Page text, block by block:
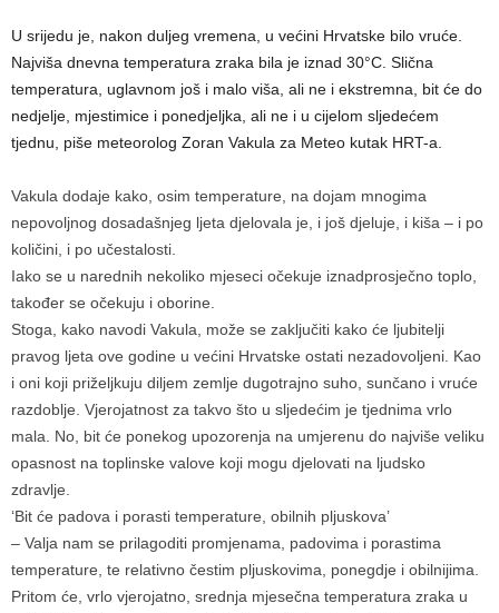
U srijedu je, nakon duljeg vremena, u većini Hrvatske bilo vruće.
Najviša dnevna temperatura zraka bila je iznad 30°C. Slična
temperatura, uglavnom još i malo viša, ali ne i ekstremna, bit će do
nedjelje, mjestimice i ponedjeljka, ali ne i u cijelom sljedećem
tjednu, piše meteorolog Zoran Vakula za Meteo kutak HRT-a.
Vakula dodaje kako, osim temperature, na dojam mnogima
nepovoljnog dosadašnjeg ljeta djelovala je, i još djeluje, i kiša – i po
količini, i po učestalosti.
Iako se u narednih nekoliko mjeseci očekuje iznadprosječno toplo,
također se očekuju i oborine.
Stoga, kako navodi Vakula, može se zaključiti kako će ljubitelji
pravog ljeta ove godine u većini Hrvatske ostati nezadovoljeni. Kao
i oni koji priželjkuju diljem zemlje dugotrajno suho, sunčano i vruće
razdoblje. Vjerojatnost za takvo što u sljedećim je tjednima vrlo
mala. No, bit će ponekog upozorenja na umjerenu do najviše veliku
opasnost na toplinske valove koji mogu djelovati na ljudsko
zdravlje.
‘Bit će padova i porasti temperature, obilnih pljuskova’
– Valja nam se prilagoditi promjenama, padovima i porastima
temperature, te relativno čestim pljuskovima, ponegdje i obilnijima.
Pritom će, vrlo vjerojatno, srednja mjesečna temperatura zraka u